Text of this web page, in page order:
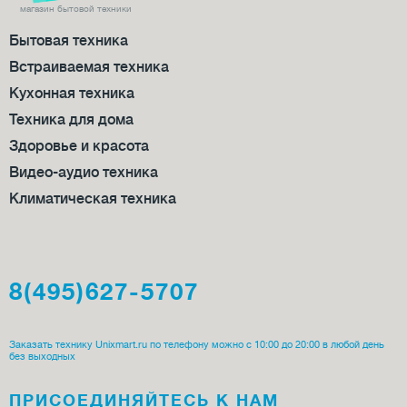
магазин бытовой техники
Бытовая техника
Встраиваемая техника
Кухонная техника
Техника для дома
Здоровье и красота
Видео-аудио техника
Климатическая техника
8(495)627-5707
Заказать технику Unixmart.ru по телефону можно с 10:00 до 20:00 в любой день
без выходных
ПРИСОЕДИ­НЯЙТЕСЬ К НАМ